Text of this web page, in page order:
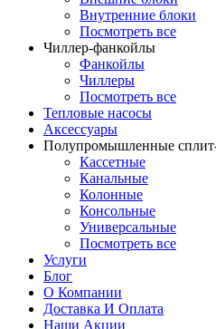
Внутренние блоки
Посмотреть все
Чиллер-фанкойлы
Фанкойлы
Чиллеры
Посмотреть все
Тепловые насосы
Аксессуары
Полупромышленные
Кассетные
Канальные
Колонные
Консольные
Универсальные
Посмотреть все
Услуги
Блог
О Компании
Доставка И Оплата
Наши Акции